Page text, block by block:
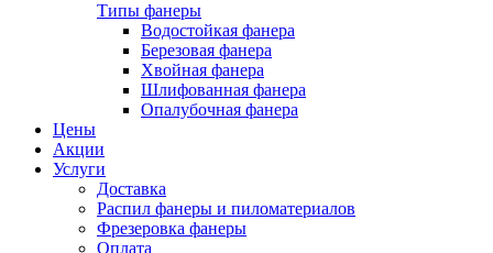
Типы фанеры
Водостойкая фанера
Березовая фанера
Хвойная фанера
Шлифованная фанера
Опалубочная фанера
Цены
Акции
Услуги
Доставка
Распил фанеры и пиломатериалов
Фрезеровка фанеры
Оплата